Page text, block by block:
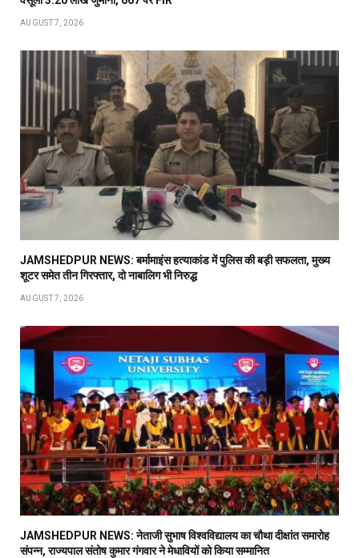
AUGUST 7, 2026
JAMSHEDPUR NEWS: बर्मामाइंस हत्याकांड में पुलिस की बड़ी सफलता, मुख्य
शूटर समेत तीन गिरफ्तार, दो नाबालिग भी निरुद्ध
AUGUST 7, 2026
JAMSHEDPUR NEWS: नेताजी सुभाष विश्वविद्यालय का चौथा दीक्षांत समारोह
संपन्न, राज्यपाल संतोष कुमार गंगवार ने मेधावियों को किया सम्मानित